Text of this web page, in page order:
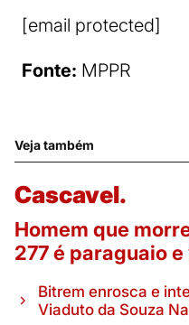
[email protected]
Fonte: MPPR
Veja também
Cascavel.
Homem que
277 é paraguaio
Bitrem enrosca e
Viaduto da Souza